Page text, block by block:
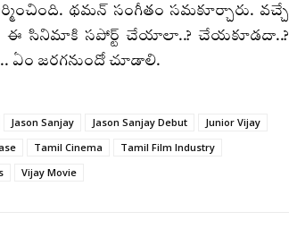
థమన్ సంగీతం సమకూర్చారు. వచ్చే
ఈ సినిమాకి సపోర్ట్ చేయాలా..? చేయకూడదా..?
ఏం జరగనుందో చూడాలి.
Jason Sanjay Jason Sanjay Debut
Junior Vijay
Tamil Cinema
Tamil Film Industry
Vijay Movie